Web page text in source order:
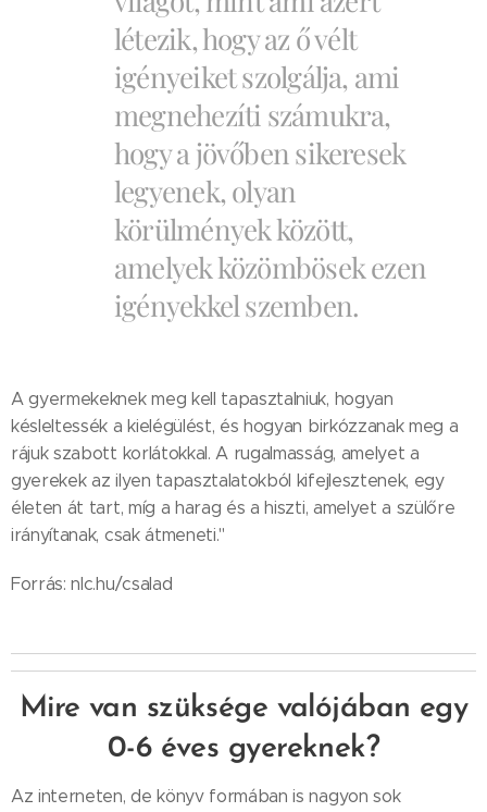
létezik, hogy az ő vélt
igényeiket szolgálja, ami
megnehezíti számukra,
hogy a jövőben sikeresek
legyenek, olyan
körülmények között,
amelyek közömbösek ezen
igényekkel szemben.
A gyermekeknek meg kell tapasztalniuk, hogyan
késleltessék a kielégülést, és hogyan birkózzanak meg a
rájuk szabott korlátokkal. A rugalmasság, amelyet a
gyerekek az ilyen tapasztalatokból kifejlesztenek, egy
életen át tart, míg a harag és a hiszti, amelyet a szülőre
irányítanak, csak átmeneti."
Forrás: nlc.hu/csalad
Mire van szüksége valójában egy
0-6 éves gyereknek?
Az interneten, de könyv formában is nagyon sok